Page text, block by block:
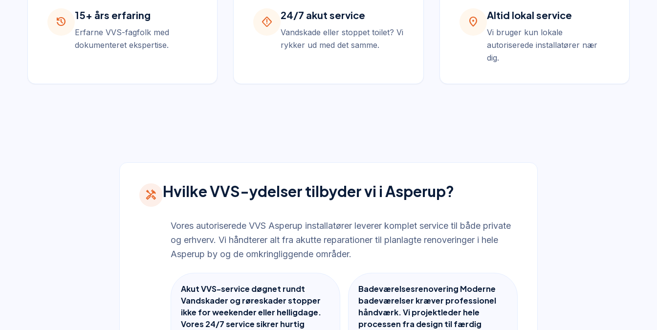
history
15+ års erfaring
Erfarne VVS-fagfolk med
dokumenteret ekspertise.
emergency_home
24/7 akut service
Vandskade eller stoppet toilet? Vi
rykker ud med det samme.
location_on
Altid lokal service
Vi bruger kun lokale
autoriserede installatører nær
dig.
handyman Hvilke VVS-ydelser tilbyder vi i Asperup?
Vores autoriserede VVS Asperup installatører leverer komplet service til både private
og erhverv. Vi håndterer alt fra akutte reparationer til planlagte renoveringer i hele
Asperup by og de omkringliggende områder.
Akut VVS-service døgnet rundt
Vandskader og røreskader stopper
ikke for weekender eller helligdage.
Vores 24/7 service sikrer hurtig
Badeværelsesrenovering Moderne
badeværelser kræver professionel
håndværk. Vi projektleder hele
processen fra design til færdig